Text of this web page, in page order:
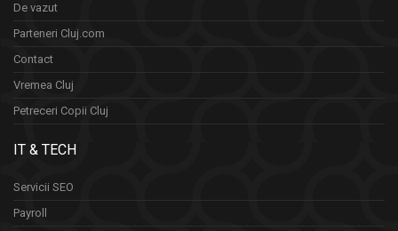
De vazut
Parteneri Cluj.com
Contact
Vremea Cluj
Petreceri Copii Cluj
IT & TECH
Servicii SEO
Payroll